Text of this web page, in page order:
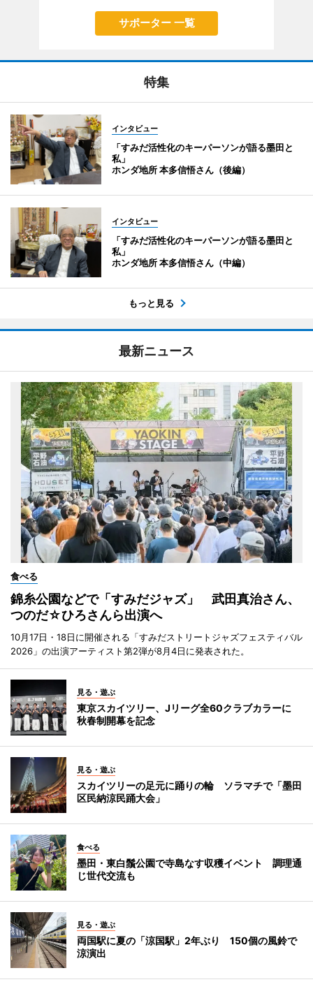
サポーター 一覧
特集
インタビュー
「すみだ活性化のキーパーソンが語る墨田と
私」
ホンダ地所 本多信悟さん（後編）
インタビュー
「すみだ活性化のキーパーソンが語る墨田と
私」
ホンダ地所 本多信悟さん（中編）
もっと見る
最新ニュース
食べる
錦糸公園などで「すみだジャズ」 武田真治さん、
つのだ☆ひろさんら出演へ
10月17日・18日に開催される「すみだストリートジャズフェスティバル
2026」の出演アーティスト第2弾が8月4日に発表された。
見る・遊ぶ
東京スカイツリー、Jリーグ全60クラブカラーに
秋春制開幕を記念
見る・遊ぶ
スカイツリーの足元に踊りの輪 ソラマチで「墨田
区民納涼民踊大会」
食べる
墨田・東白鬚公園で寺島なす収穫イベント 調理通
じ世代交流も
見る・遊ぶ
両国駅に夏の「涼国駅」2年ぶり 150個の風鈴で
涼演出